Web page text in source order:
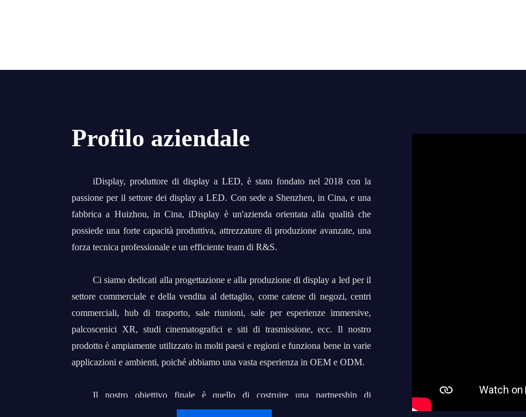
Profilo aziendale
iDisplay, produttore di display a LED, è stato fondato nel 2018 con la
passione per il settore dei display a LED. Con sede a Shenzhen, in Cina, e una
fabbrica a Huizhou, in Cina, iDisplay è un'azienda orientata alla qualità che
possiede una forte capacità produttiva, attrezzature di produzione avanzate, una
forza tecnica professionale e un efficiente team di R&S.
Ci siamo dedicati alla progettazione e alla produzione di display a led per il
settore commerciale e della vendita al dettaglio, come catene di negozi, centri
commerciali, hub di trasporto, sale riunioni, sale per esperienze immersive,
palcoscenici XR, studi cinematografici e siti di trasmissione, ecc. Il nostro
prodotto è ampiamente utilizzato in molti paesi e regioni e funziona bene in varie
applicazioni e ambienti, poiché abbiamo una vasta esperienza in OEM e ODM.
Il nostro obiettivo finale è quello di costruire una partnership di
cooperazione a lungo termine con i nostri clienti. Stiamo perseguendo il nostro